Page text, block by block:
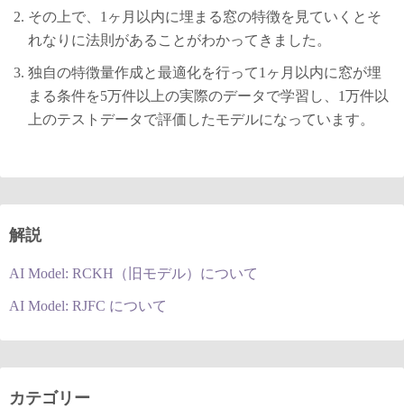
その上で、1ヶ月以内に埋まる窓の特徴を見ていくとそ
れなりに法則があることがわかってきました。
独自の特徴量作成と最適化を行って1ヶ月以内に窓が埋
まる条件を5万件以上の実際のデータで学習し、1万件以
上のテストデータで評価したモデルになっています。
解説
AI Model: RCKH（旧モデル）について
AI Model: RJFC について
カテゴリー